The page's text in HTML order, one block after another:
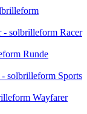
Racer
Runde
Sports
Wayfarer